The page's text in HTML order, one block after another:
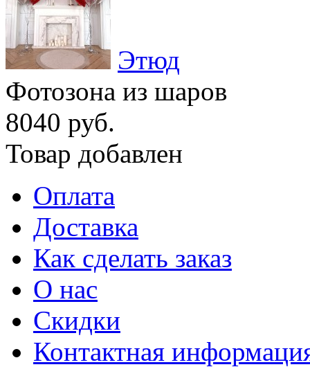
Этюд
Фотозона из шаров
8040 руб.
Товар добавлен
Оплата
Доставка
Как сделать заказ
О нас
Скидки
Контактная